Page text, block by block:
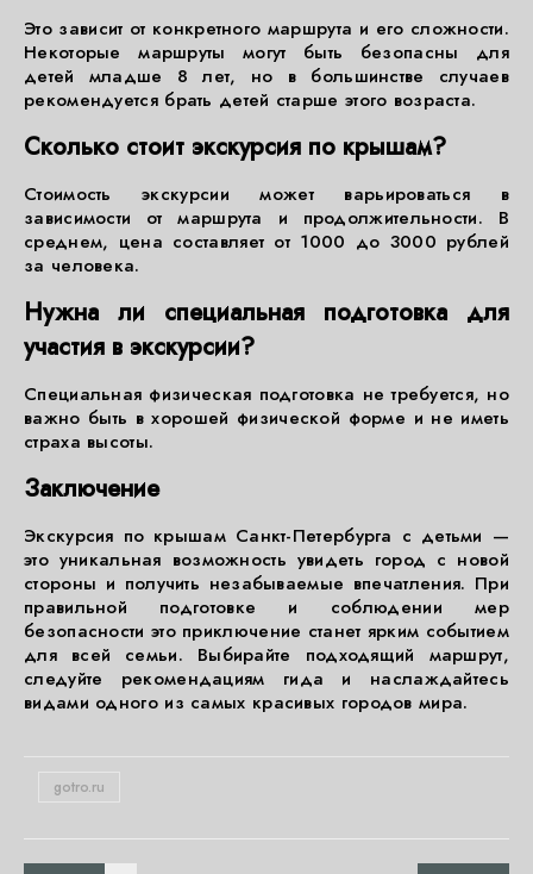
Это зависит от конкретного маршрута и его сложности.
Некоторые маршруты могут быть безопасны для
детей младше 8 лет, но в большинстве случаев
рекомендуется брать детей старше этого возраста.
Сколько стоит экскурсия по крышам?
Стоимость экскурсии может варьироваться в
зависимости от маршрута и продолжительности. В
среднем, цена составляет от 1000 до 3000 рублей
за человека.
Нужна ли специальная подготовка для
участия в экскурсии?
Специальная физическая подготовка не требуется, но
важно быть в хорошей физической форме и не иметь
страха высоты.
Заключение
Экскурсия по крышам Санкт-Петербурга с детьми —
это уникальная возможность увидеть город с новой
стороны и получить незабываемые впечатления. При
правильной подготовке и соблюдении мер
безопасности это приключение станет ярким событием
для всей семьи. Выбирайте подходящий маршрут,
следуйте рекомендациям гида и наслаждайтесь
видами одного из самых красивых городов мира.
gotro.ru